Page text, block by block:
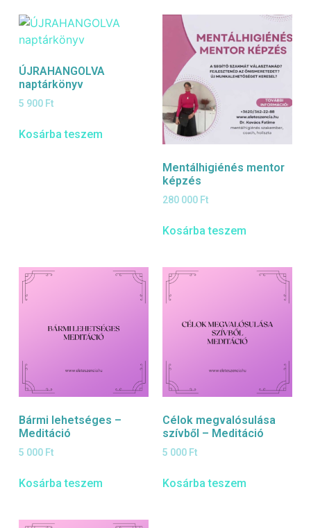
ÚJRAHANGOLVA
naptárkönyv
5 900 Ft
Kosárba teszem
Mentálhigiénés mentor
képzés
280 000 Ft
Kosárba teszem
Bármi lehetséges –
Meditáció
5 000 Ft
Kosárba teszem
Célok megvalósulása
szívből – Meditáció
5 000 Ft
Kosárba teszem